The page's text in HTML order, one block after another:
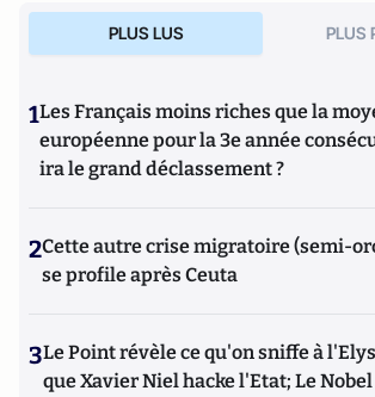
(toujours) l'Europe ?(éditions de La
Française, 2014) etHistoire d’une
PLUS LUS PLUS
1Les Français moins riches que la
européenne pour la 3e année
ira le grand déclassement ?
2Cette autre crise migratoire (semi-
se profile après Ceuta
3Le Point révèle ce qu'on sniffe à
que Xavier Niel hacke l'Etat; Le